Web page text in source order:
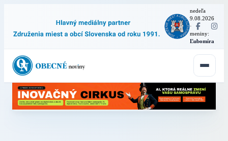
nedeľa
9.08.2026
·
meniny:
Ľubomíra